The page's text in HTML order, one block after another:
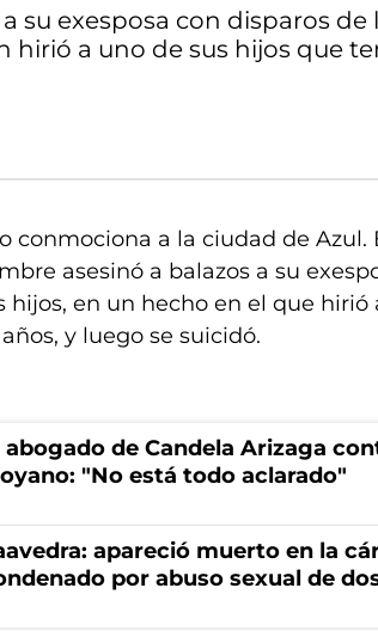
su exesposa con disparos
hirió a uno de sus hijos que
conmociona a la ciudad de Azul.
asesinó a balazos a su
hijos, en un hecho en el que hirió
y luego se suicidó.
abogado de Candela Arizaga
"No está todo aclarado"
apareció muerto en la
por abuso sexual de